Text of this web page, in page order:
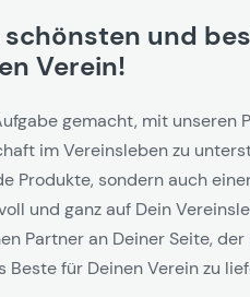
und
Verein!
gemacht, mit unseren
im Vereinsleben zu
Produkte, sondern auch
und ganz auf Dein
Partner an Deiner Seite,
Beste für Deinen Verein zu